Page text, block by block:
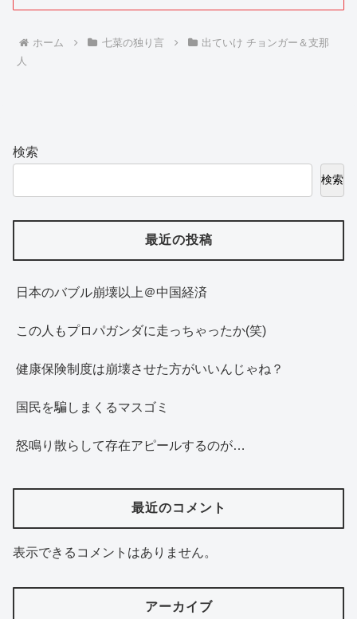
ホーム 七菜の独り言
出ていけ チョンガー＆支那
人
検索
検索
最近の投稿
日本のバブル崩壊以上＠中国経済
この人もプロパガンダに走っちゃったか(笑)
健康保険制度は崩壊させた方がいいんじゃね？
国民を騙しまくるマスゴミ
怒鳴り散らして存在アピールするのが…
最近のコメント
表示できるコメントはありません。
アーカイブ